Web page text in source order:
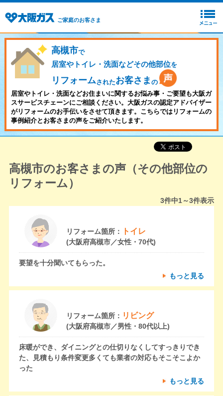
ご家庭のお客さま
高槻市で
居室やトイレ・洗面などその他部位を
リフォームされたお客さま の
居室やトイレ・洗面などお住まいに関するお悩み事・ご要望も大阪ガ
スサービスチェーンにご相談ください。大阪ガスの認定アドバイザー
がリフォームのお手伝いをさせて頂きます。こちらではリフォームの
事例紹介とお客さまの声をご紹介いたします。
高槻市のお客さまの声（その他部位の
リフォーム）
3件中1～3件表示
リフォーム箇所： トイレ
(大阪府高槻市／女性・70代)
要望を十分聞いてもらった。
もっと見る
リフォーム箇所： リビング
(大阪府高槻市／男性・80代以上)
床暖ができ、ダイニングとの仕切りなくしてすっきりでき
た、見積もり条件変更多くても業者の対応もそこそこよか
った
もっと見る